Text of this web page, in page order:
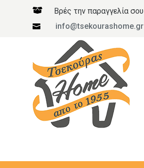
 Βρές την παραγγελία σου
 info@tsekourashome.gr